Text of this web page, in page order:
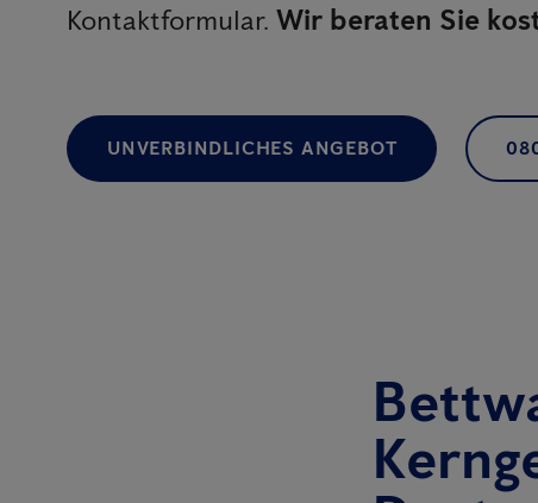
Kontaktformular. Wir beraten Sie
UNVERBINDLICHES ANGEBOT